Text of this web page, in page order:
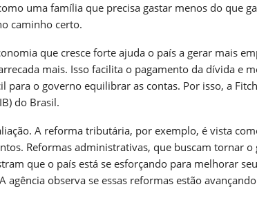
uma família que precisa gastar menos do que
caminho certo.
que cresce forte ajuda o país a gerar mais
mais. Isso facilita o pagamento da dívida e
para o governo equilibrar as contas. Por isso, a
do Brasil.
A reforma tributária, por exemplo, é vista
Reformas administrativas, que buscam tornar o
que o país está se esforçando para melhorar
observa se essas reformas estão